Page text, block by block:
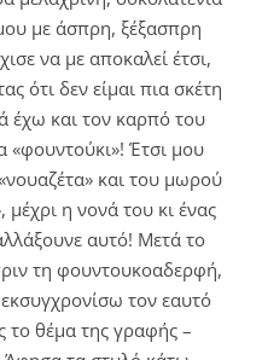
με άσπρη, ξέξασπρη
να με αποκαλεί έτσι,
ότι δεν είμαι πια σκέτη
έχω και τον καρπό του
«φουντούκι»! Έτσι μου
και του μωρού
μέχρι η νονά του κι ένας
αυτό! Μετά το
τη φουντουκοαδερφή,
τον εαυτό
το θέμα της γραφής –